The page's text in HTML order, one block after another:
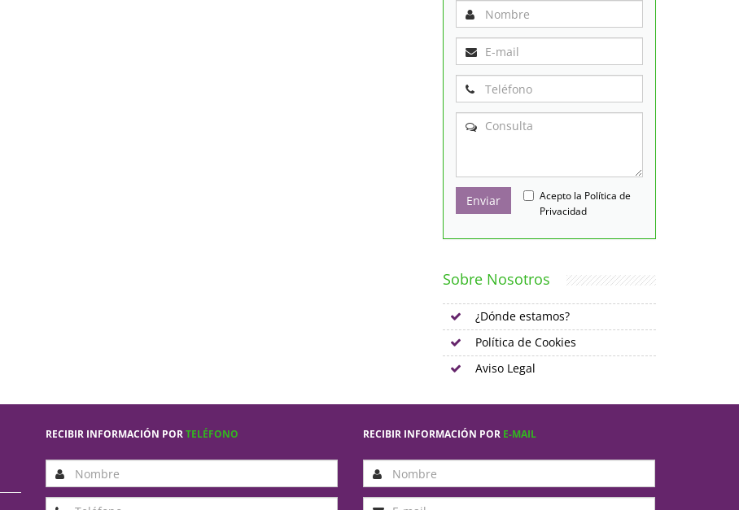
Enviar Acepto la Política de
Privacidad
Sobre Nosotros
¿Dónde estamos?
Política de Cookies
Aviso Legal
RECIBIR INFORMACIÓN PORTELÉFONO RECIBIR INFORMACIÓN POR E-MAIL